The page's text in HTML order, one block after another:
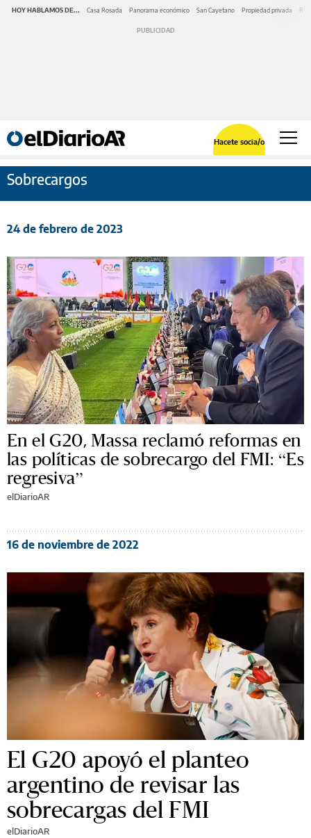
HOY HABLAMOS DE... Casa Rosada Panorama económico San Cayetano Propiedad privada
Hacete socia/o
Sobrecargos
24 de febrero de 2023
En el G20, Massa reclamó reformas en
las políticas de sobrecargo del FMI: “Es
regresiva”
elDiarioAR
16 de noviembre de 2022
El G20 apoyó el planteo
argentino de revisar las
sobrecargas del FMI
elDiarioAR